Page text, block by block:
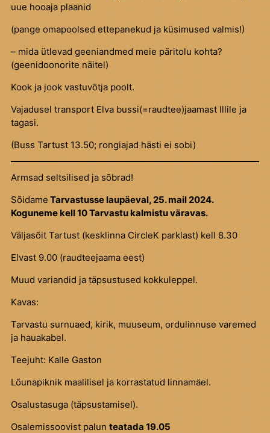
uue hooaja plaanid
(pange omapoolsed ettepanekud ja küsimused valmis!)
– mida ütlevad geeniandmed meie päritolu kohta?
(geenidoonorite näitel)
Kook ja jook vastuvõtja poolt.
Vajadusel transport Elva bussi(=raudtee)jaamast Illile ja
tagasi.
(Buss Tartust 13.50; rongiajad hästi ei sobi)
Armsad seltsilised ja sõbrad!
Sõidame Tarvastusse laupäeval, 25. mail 2024.
Koguneme kell 10 Tarvastu kalmistu väravas.
Väljasõit Tartust (kesklinna CircleK parklast) kell 8.30
Elvast 9.00 (raudteejaama eest)
Muud variandid ja täpsustused kokkuleppel.
Kavas:
Tarvastu surnuaed, kirik, muuseum, ordulinnuse varemed
ja hauakabel.
Teejuht: Kalle Gaston
Lõunapiknik maalilisel ja korrastatud linnamäel.
Osalustasuga (täpsustamisel).
Osalemissoovist palun teatada 19.05